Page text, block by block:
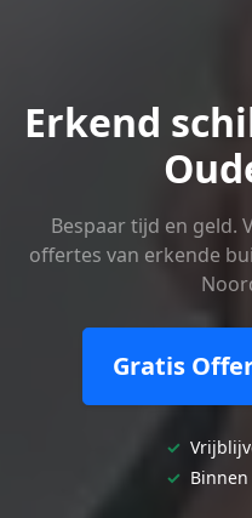
Erkend
Bespaar tijd en geld.
offertes van erkende
Gratis
✓
✓